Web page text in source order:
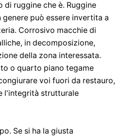
di ruggine che è. Ruggine
può essere invertita a
Corrosivo macchie di
in decomposizione,
della zona interessata.
o quarto piano tegame
voi fuori da restauro,
l'integrità strutturale
Se si ha la giusta